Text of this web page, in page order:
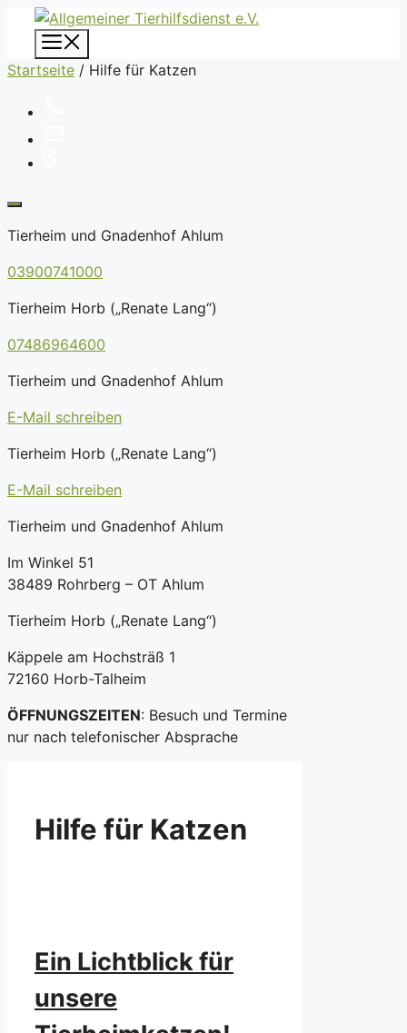
Zum
Inhalt
springen
Startseite / Hilfe für Katzen
Tierheim und Gnadenhof Ahlum
03900741000
Tierheim Horb („Renate Lang“)
07486964600
Tierheim und Gnadenhof Ahlum
E-Mail schreiben
Tierheim Horb („Renate Lang“)
E-Mail schreiben
Tierheim und Gnadenhof Ahlum
Im Winkel 51
38489 Rohrberg – OT Ahlum
Tierheim Horb („Renate Lang“)
Käppele am Hochsträß 1
72160 Horb-Talheim
ÖFFNUNGSZEITEN: Besuch und Termine
nur nach telefonischer Absprache
Hilfe für Katzen
Ein Lichtblick für
unsere